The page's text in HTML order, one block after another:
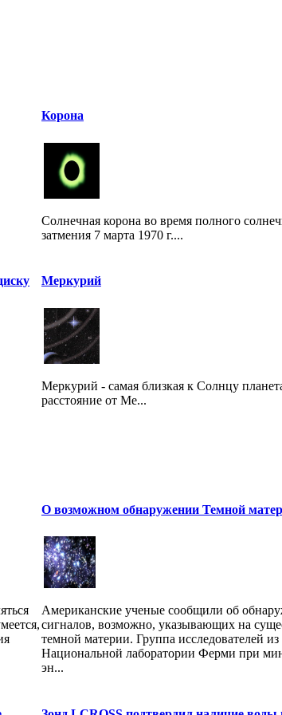
Корона
Солнечная корона во время полного
затмения 7 марта 1970 г....
Меркурий
Меркурий - самая близкая к Солнцу
расстояние от Ме...
О возможном обнаружении Темной
Американские ученые сообщили об
сигналов, возможно, указывающих на
темной материи. Группа исследователей из
Национальной лаборатории Ферми при
эн...